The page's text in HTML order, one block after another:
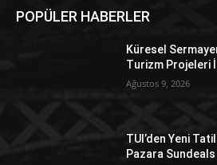
POPÜLER HABERLER
Küresel
Turizm Projeleri
Ağustos 9, 2026
TUI’den Yeni
Pazara